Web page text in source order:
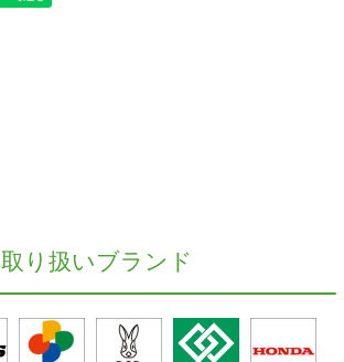
取り扱いブランド